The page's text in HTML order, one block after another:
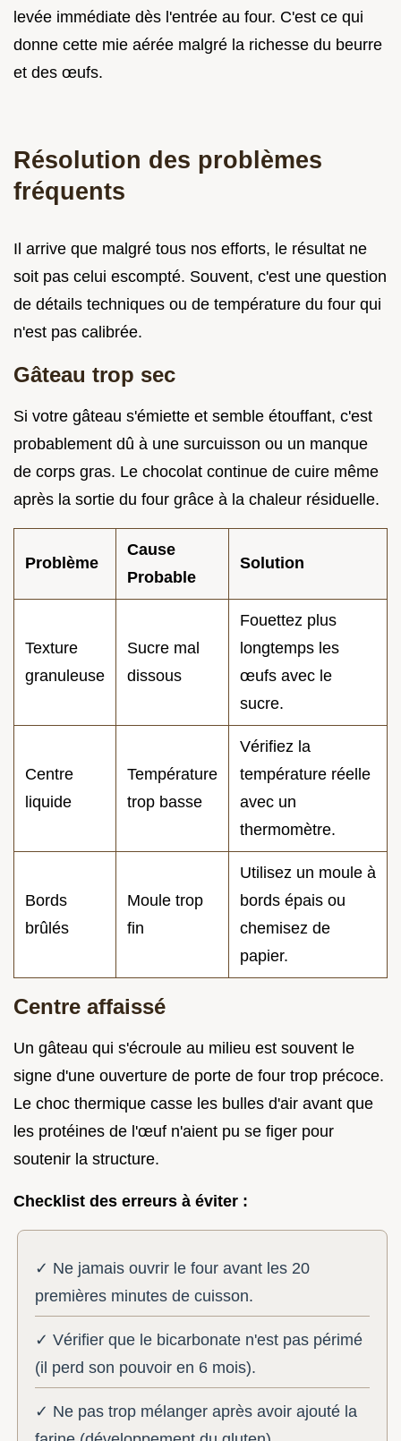
levée immédiate dès l'entrée au four. C'est ce qui
donne cette mie aérée malgré la richesse du beurre
et des œufs.
Résolution des problèmes
fréquents
Il arrive que malgré tous nos efforts, le résultat ne
soit pas celui escompté. Souvent, c'est une question
de détails techniques ou de température du four qui
n'est pas calibrée.
Gâteau trop sec
Si votre gâteau s'émiette et semble étouffant, c'est
probablement dû à une surcuisson ou un manque
de corps gras. Le chocolat continue de cuire même
après la sortie du four grâce à la chaleur résiduelle.
Problème
Cause
Probable
Solution
Texture
granuleuse
Sucre mal
dissous
Fouettez plus
longtemps les
œufs avec le
sucre.
Centre
liquide
Température
trop basse
Vérifiez la
température réelle
avec un
thermomètre.
Bords
brûlés
Moule trop
fin
Utilisez un moule à
bords épais ou
chemisez de
papier.
Centre affaissé
Un gâteau qui s'écroule au milieu est souvent le
signe d'une ouverture de porte de four trop précoce.
Le choc thermique casse les bulles d'air avant que
les protéines de l'œuf n'aient pu se figer pour
soutenir la structure.
Checklist des erreurs à éviter :
✓ Ne jamais ouvrir le four avant les 20
premières minutes de cuisson.
✓ Vérifier que le bicarbonate n'est pas périmé
(il perd son pouvoir en 6 mois).
✓ Ne pas trop mélanger après avoir ajouté la